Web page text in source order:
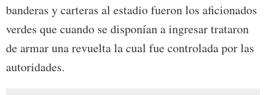
banderas y carteras al estadio fueron los aficionados
verdes que cuando se disponían a ingresar trataron
de armar una revuelta la cual fue controlada por las
autoridades.